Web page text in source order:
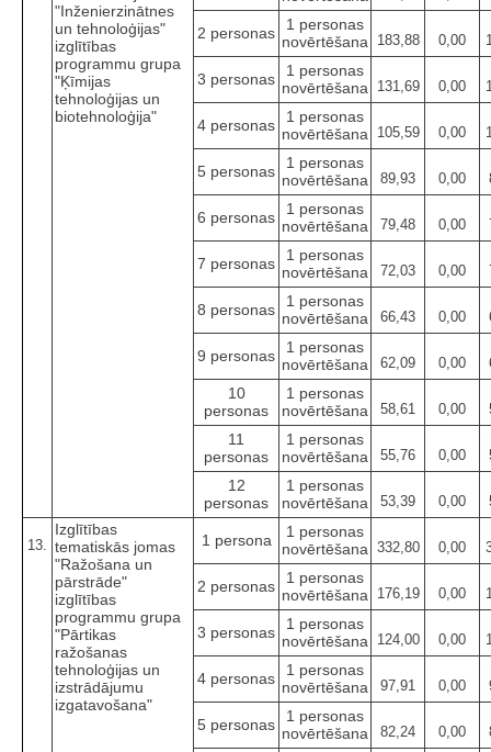
"Inženierzinātnes
un tehnoloģijas"
izglītības
programmu grupa
"Ķīmijas
tehnoloģijas un
biotehnoloģija"
2 personas
1 personas
novērtēšana
183,88 0,00
3 personas
1 personas
novērtēšana
131,69 0,00
4 personas
1 personas
novērtēšana
105,59 0,00
5 personas
1 personas
novērtēšana
89,93 0,00
6 personas
1 personas
novērtēšana
79,48 0,00
7 personas
1 personas
novērtēšana
72,03 0,00
8 personas
1 personas
novērtēšana
66,43 0,00
9 personas
1 personas
novērtēšana
62,09 0,00
10
personas
1 personas
novērtēšana
58,61 0,00
11
personas
1 personas
novērtēšana
55,76 0,00
12
personas
1 personas
novērtēšana
53,39 0,00
13.
Izglītības
tematiskās jomas
"Ražošana un
pārstrāde"
izglītības
programmu grupa
"Pārtikas
ražošanas
tehnoloģijas un
izstrādājumu
izgatavošana"
1 persona
1 personas
novērtēšana 332,80 0,00
2 personas
1 personas
novērtēšana
176,19 0,00
3 personas
1 personas
novērtēšana
124,00 0,00
4 personas
1 personas
novērtēšana
97,91 0,00
5 personas
1 personas
novērtēšana
82,24 0,00